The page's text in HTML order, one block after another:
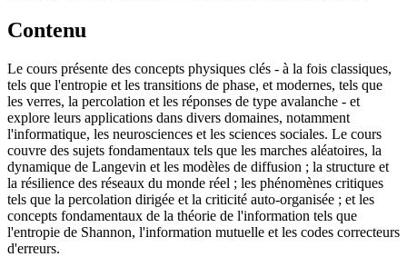
Contenu
Le cours présente des concepts physiques clés - à la fois classiques,
tels que l'entropie et les transitions de phase, et modernes, tels que
les verres, la percolation et les réponses de type avalanche - et
explore leurs applications dans divers domaines, notamment
l'informatique, les neurosciences et les sciences sociales. Le cours
couvre des sujets fondamentaux tels que les marches aléatoires, la
dynamique de Langevin et les modèles de diffusion ; la structure et
la résilience des réseaux du monde réel ; les phénomènes critiques
tels que la percolation dirigée et la criticité auto-organisée ; et les
concepts fondamentaux de la théorie de l'information tels que
l'entropie de Shannon, l'information mutuelle et les codes correcteurs
d'erreurs.